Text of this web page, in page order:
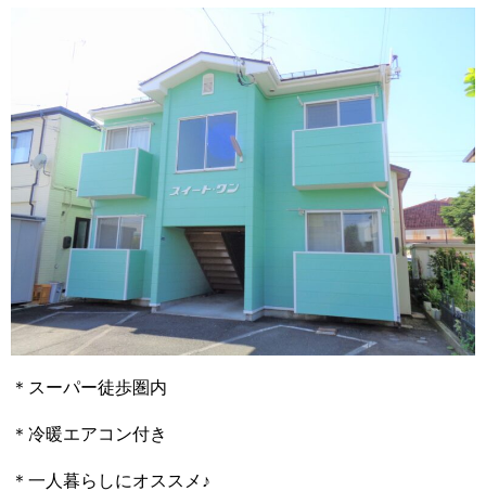
＊スーパー徒歩圏内
＊冷暖エアコン付き
＊一人暮らしにオススメ♪